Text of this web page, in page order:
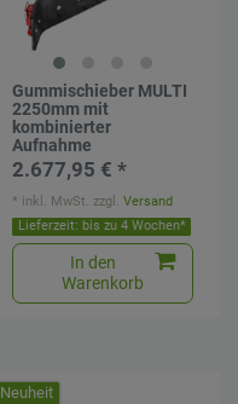
Gummischieber MULTI
2250mm mit
kombinierter
Aufnahme
2.677,95 € *
Lieferzeit: bis zu 4 Wochen*
In den
Warenkorb
* inkl. MwSt. zzgl.Versand
Neuheit